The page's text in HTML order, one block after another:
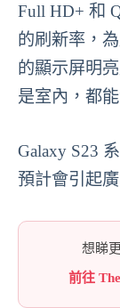
Full HD+ 和
的刷新率，
的顯示屏明
是室內，都
Galaxy S23
預計會引起
想睇
前往